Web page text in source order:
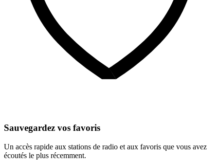
Sauvegardez vos favoris
Un accès rapide aux stations de radio et aux favoris que vous avez
écoutés le plus récemment.